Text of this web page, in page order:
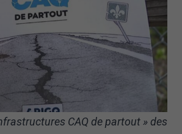
CAQ de partout » des